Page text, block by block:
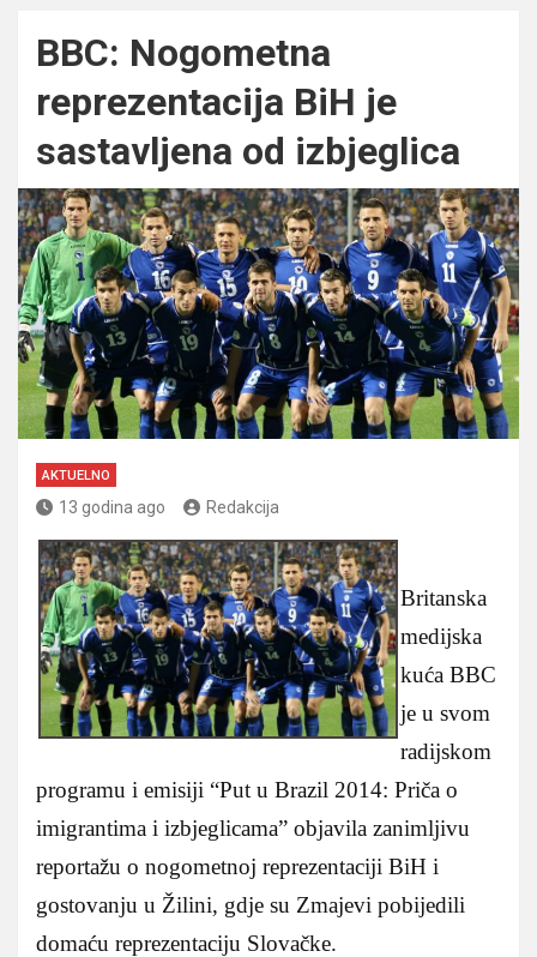
BBC: Nogometna
reprezentacija BiH je
sastavljena od izbjeglica
AKTUELNO
13 godina ago Redakcija
Britanska
medijska
kuća BBC
je u svom
radijskom
programu i emisiji “Put u Brazil 2014: Priča o
imigrantima i izbjeglicama” objavila zanimljivu
reportažu o nogometnoj reprezentaciji BiH i
gostovanju u Žilini, gdje su Zmajevi pobijedili
domaću reprezentaciju Slovačke.